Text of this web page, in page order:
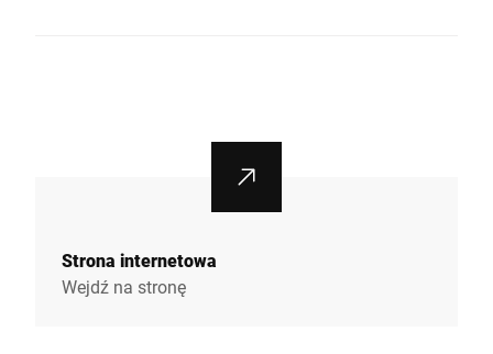
Strona internetowa
Wejdź na stronę